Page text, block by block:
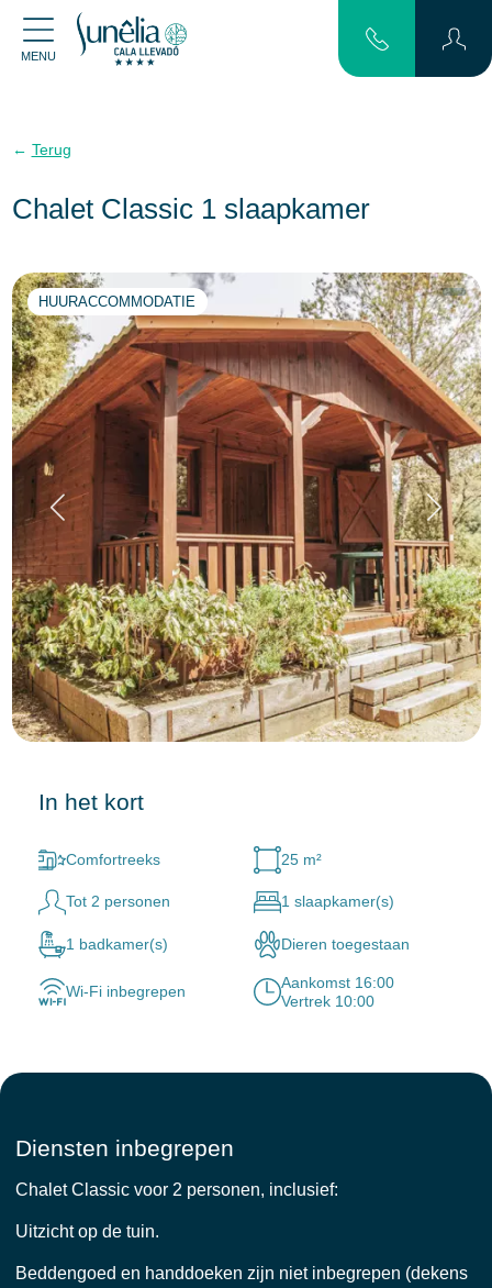
MENU
Terug
Chalet Classic 1 slaapkamer
HUURACCOMMODATIE
In het kort
Comfortreeks 25 m²
Tot 2 personen 1 slaapkamer(s)
1 badkamer(s) Dieren toegestaan
Wi-Fi inbegrepen
Aankomst 16:00
Vertrek 10:00
Diensten inbegrepen
Chalet Classic voor 2 personen, inclusief:
Uitzicht op de tuin.
Beddengoed en handdoeken zijn niet inbegrepen (dekens